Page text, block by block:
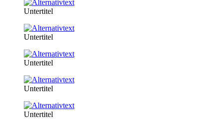
Untertitel
Untertitel
Untertitel
Untertitel
Untertitel